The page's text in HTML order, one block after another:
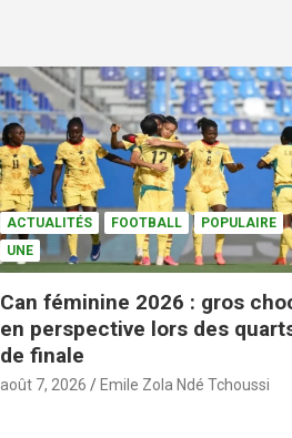
ACTUALITÉS FOOTBALL
POPULAIRE
UNE
Can féminine 2026 : gros
en perspective lors des
de finale
août 7, 2026 Emile Zola Ndé Tchoussi